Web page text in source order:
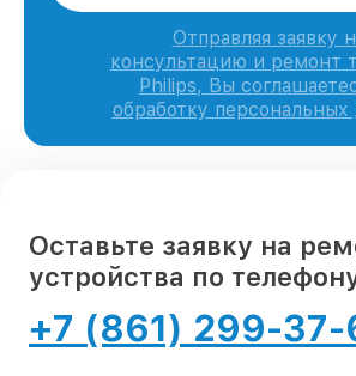
Отправляя заявку
консультацию и ремонт
Philips, Вы
обработку
Оставьте заявку на
устройства по
+7 (861) 299-37-